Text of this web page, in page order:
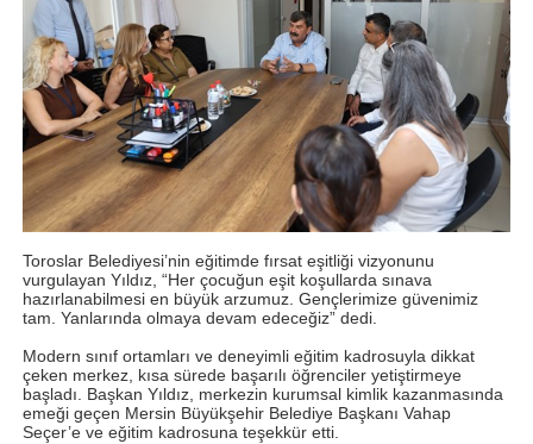
Toroslar Belediyesi’nin eğitimde fırsat eşitliği vizyonunu
vurgulayan Yıldız, “Her çocuğun eşit koşullarda sınava
hazırlanabilmesi en büyük arzumuz. Gençlerimize güvenimiz
tam. Yanlarında olmaya devam edeceğiz” dedi.
Modern sınıf ortamları ve deneyimli eğitim kadrosuyla dikkat
çeken merkez, kısa sürede başarılı öğrenciler yetiştirmeye
başladı. Başkan Yıldız, merkezin kurumsal kimlik kazanmasında
emeği geçen Mersin Büyükşehir Belediye Başkanı Vahap
Seçer’e ve eğitim kadrosuna teşekkür etti.